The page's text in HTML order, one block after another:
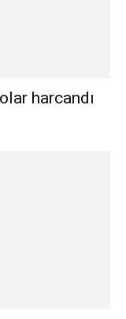
harcandı